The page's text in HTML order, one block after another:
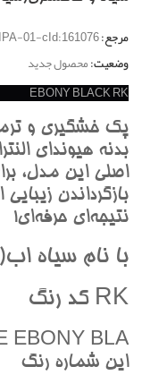
مرجع:01-cId:161076
وضعیت:محصول جدید
EBONY BLACK RK
پک خشگيري و
بدنه هيونداي
اصلي اين مدل،
بازگرداندن
نتيجه‌اي حرفه‌اي!
با نام سياه ابony (EBONY BLACK)
RK کد رنگ
اين شماره رنگ